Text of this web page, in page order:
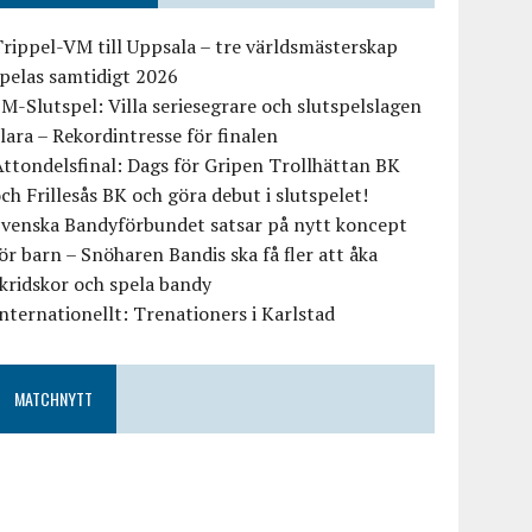
VM till Uppsala – tre världsmästerskap
samtidigt 2026
Slutspel: Villa seriesegrare och slutspelslagen
– Rekordintresse för finalen
Dags för Gripen Trollhättan BK
Frillesås BK och göra debut i slutspelet!
Bandyförbundet satsar på nytt koncept
barn – Snöharen Bandis ska få fler att åka
och spela bandy
Trenationers i Karlstad
MATCHNYTT